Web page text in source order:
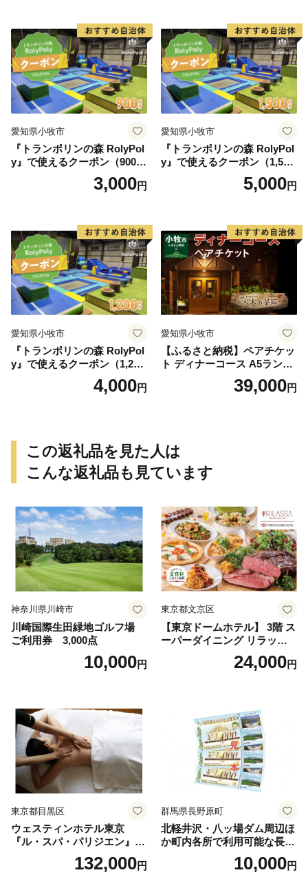
ティー チケット 券 2名様分
お祝 誕生日 記念日 名鉄小牧
ホテル 愛知県 小牧市 送料無
料
愛知県小牧市
『トランポリンの森 RolyPol
y』で使えるクーポン（900
3,000円
愛知県小牧市
『トランポリンの森 RolyPol
y』で使えるクーポン（1,500
5,000円
愛知県小牧市
『トランポリンの森 RolyPol
y』で使えるクーポン（1,200
4,000円
愛知県小牧市
【ふるさと納税】ペアチケッ
ト ディナーコース A5ランク
飛騨牛 コース 記念日 お誕生
日 特別な日 完全個室 ノンア
県 小牧市 送料無料
39,000円
この返礼品を見た人は
こんな返礼品も見ています
神奈川県川崎市
川崎国際生田緑地ゴルフ場
ご利用券 3,000点
10,000円
東京都文京区
【東京ドームホテル】 3階 ス
ーパーダイニング リラッサ
ランチブッフェ お食事券 大
人1名様分 関東 東京 ご利用
24,000円
東京都目黒区
ウェスティンホテル東京
『ル・スパ・パリジエン』選
べるボディセラピー90分/1名
132,000円
群馬県長野原町
北軽井沢・八ッ場ダム周辺ほ
か町内各所で利用可能な長野
原町ふるさと感謝券（3,000
円分）【トラベル 観光 旅行
10,000円